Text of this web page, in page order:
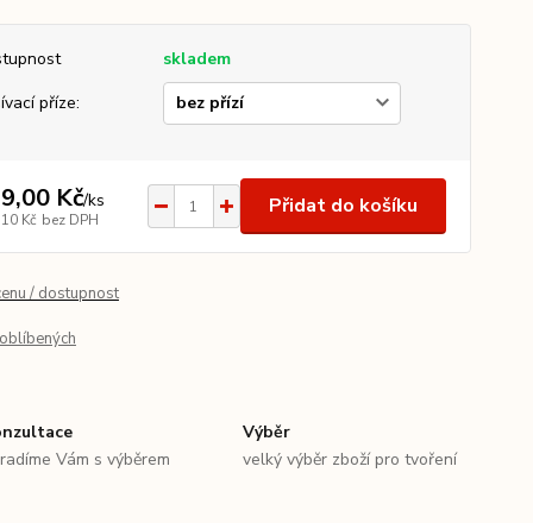
skladem
příze:
Kč/ks
Kč bez DPH
Přidat do košíku
/ dostupnost
Vám s výběrem
Výběr
velký výběr zboží pro tvoření